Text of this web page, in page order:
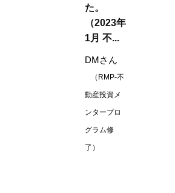
た。
（2023年
1月 不...
DMさん
（RMP-不
動産投資メ
ンタープロ
グラム修
了）